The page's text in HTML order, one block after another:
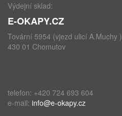
Výdejní sklad:
E-OKAPY.CZ
Tovární 5954 (vjezd ulicí A.Muchy )
430 01 Chomutov
telefon: +420 724 693 604
e-mail: info@e-okapy.cz